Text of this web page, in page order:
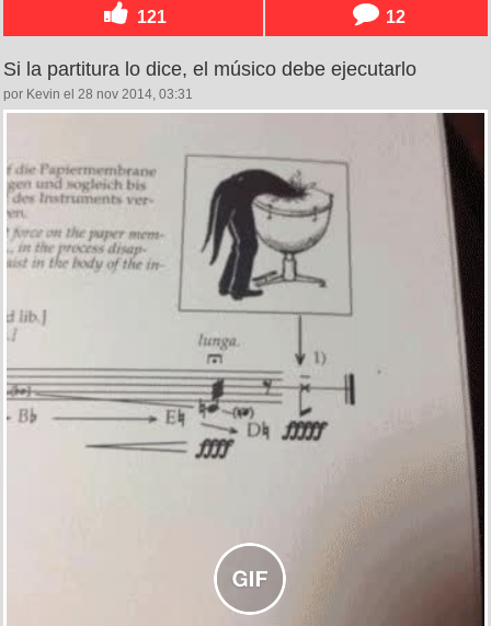
121 12
Si la partitura lo dice, el músico debe ejecutarlo
por Kevin el 28 nov 2014, 03:31